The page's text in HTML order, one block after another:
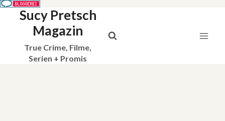
Sucy Pretsch
Magazin
True Crime, Filme,
Serien + Promis